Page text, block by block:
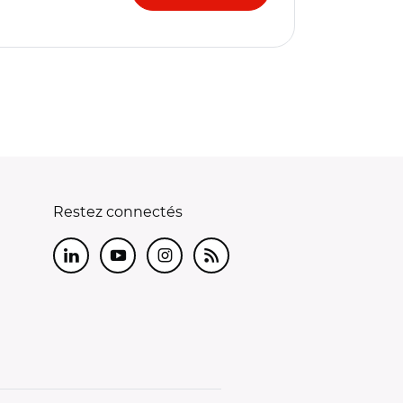
Restez connectés
LinkedInYoutubeInstagram
RSS